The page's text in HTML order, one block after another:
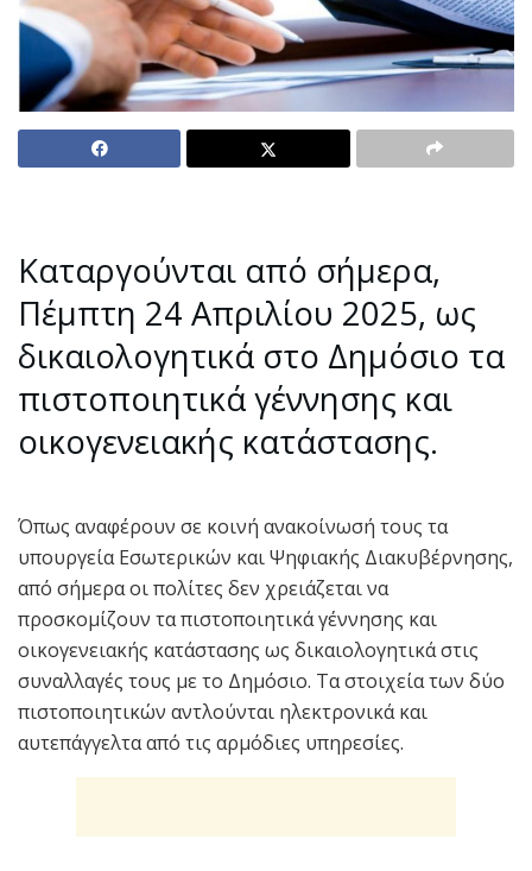
Καταργούνται από σήμερα,
Πέμπτη 24 Απριλίου 2025, ως
δικαιολογητικά στο Δημόσιο τα
πιστοποιητικά γέννησης και
οικογενειακής κατάστασης.
Όπως αναφέρουν σε κοινή ανακοίνωσή τους τα
υπουργεία Εσωτερικών και Ψηφιακής Διακυβέρνησης,
από σήμερα οι πολίτες δεν χρειάζεται να
προσκομίζουν τα πιστοποιητικά γέννησης και
οικογενειακής κατάστασης ως δικαιολογητικά στις
συναλλαγές τους με το Δημόσιο. Τα στοιχεία των δύο
πιστοποιητικών αντλούνται ηλεκτρονικά και
αυτεπάγγελτα από τις αρμόδιες υπηρεσίες.